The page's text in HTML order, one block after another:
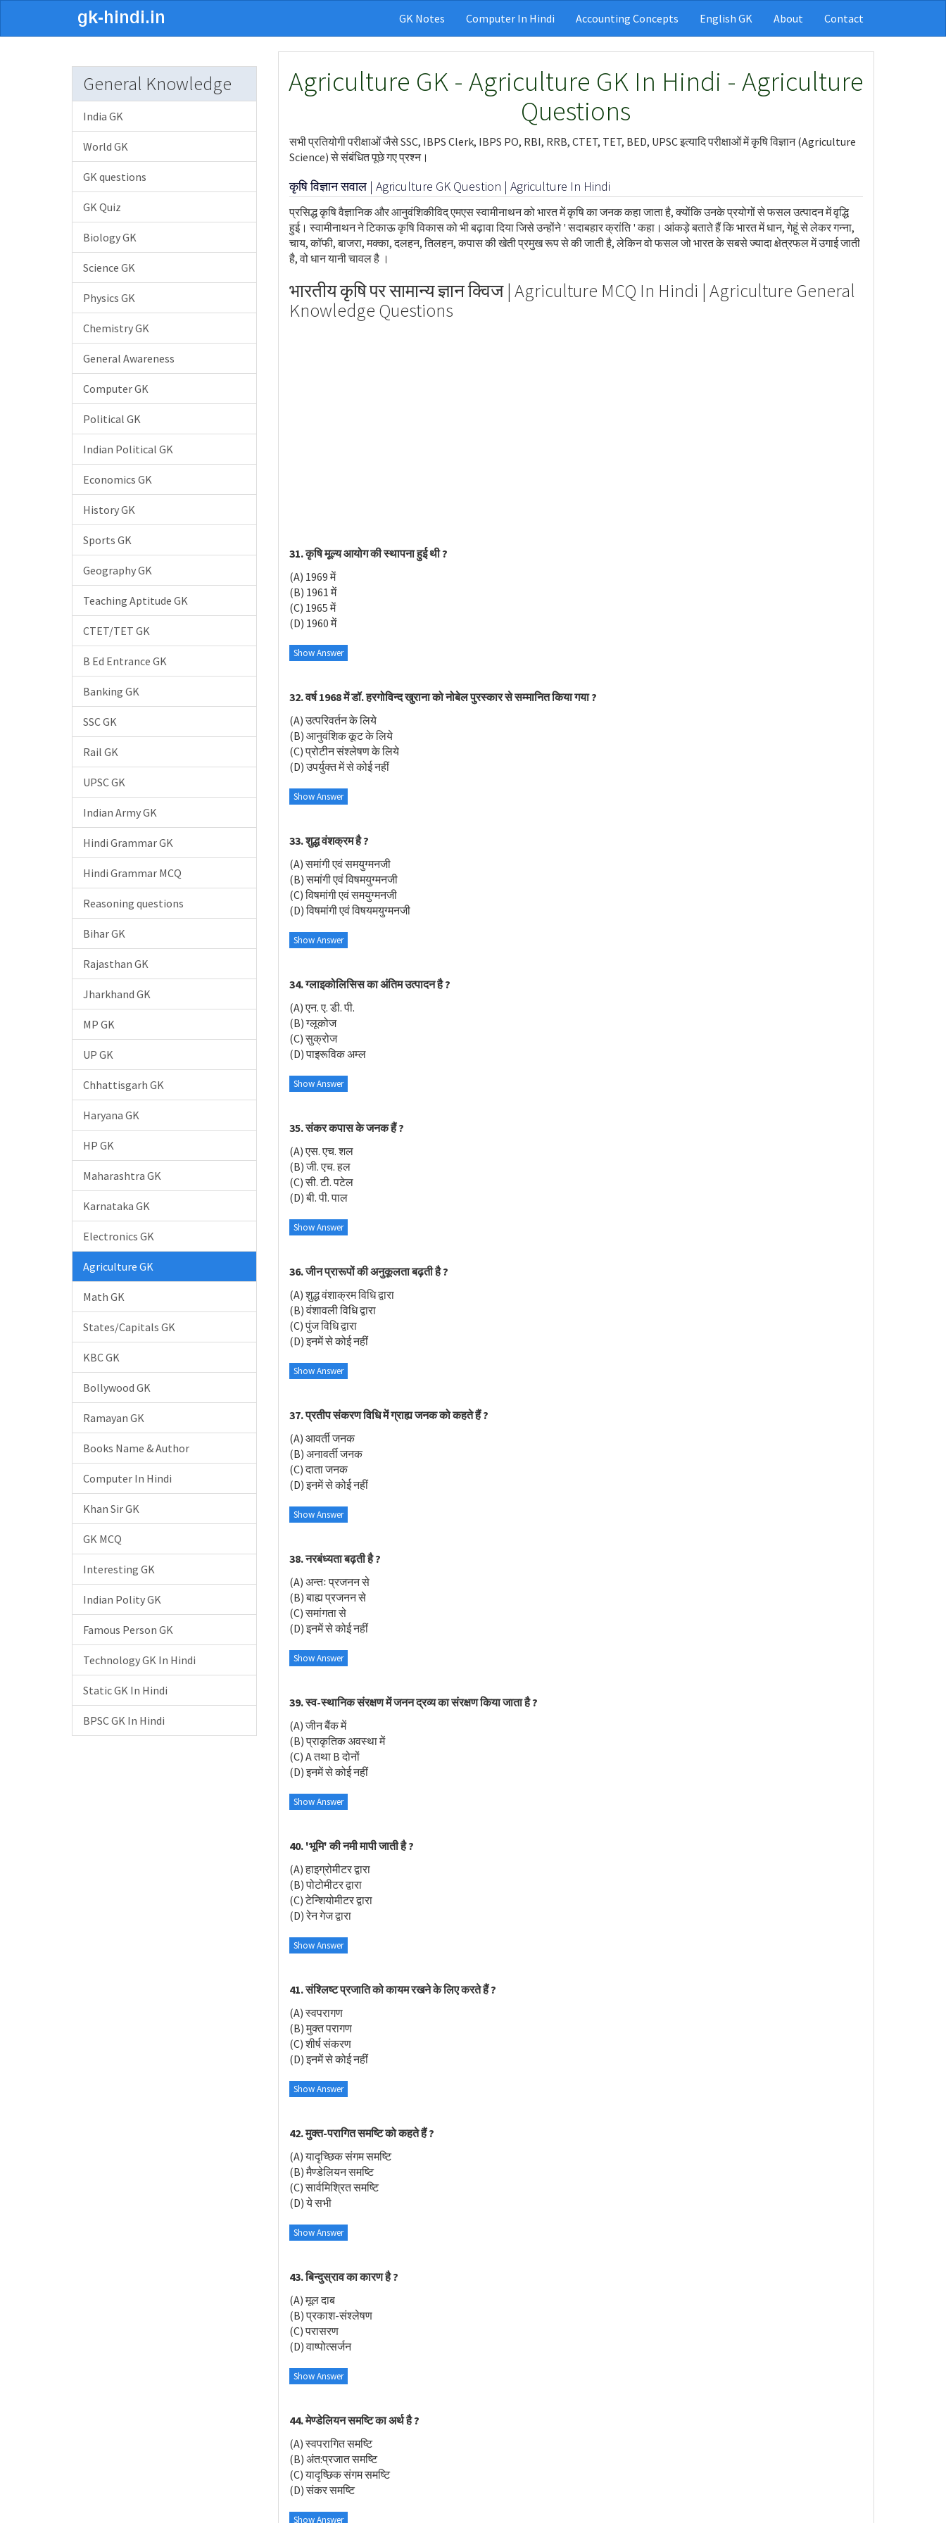
GK Notes Computer In Hindi Accounting Concepts English GK About Contact
Agriculture GK - Agriculture GK In Hindi - Agriculture
Questions
सभी प्रतियोगी परीक्षाओं जैसे SSC, IBPS Clerk, IBPS PO, RBI, RRB, CTET, TET, BED, UPSC इत्यादि परीक्षाओं में कृषि विज्ञान (Agriculture
Science) से संबंधित पूछे गए प्रश्न।
कृषि विज्ञान सवाल | Agriculture GK Question | Agriculture In Hindi
प्रसिद्ध कृषि वैज्ञानिक और आनुवंशिकीविद् एमएस स्वामीनाथन को भारत में कृषि का जनक कहा जाता है, क्योंकि उनके प्रयोगों से फसल उत्पादन में वृद्धि
हुई। स्वामीनाथन ने टिकाऊ कृषि विकास को भी बढ़ावा दिया जिसे उन्होंने ' सदाबहार क्रांति ' कहा। आंकड़े बताते हैं कि भारत में धान, गेहूं से लेकर गन्ना,
चाय, कॉफी, बाजरा, मक्का, दलहन, तिलहन, कपास की खेती प्रमुख रूप से की जाती है, लेकिन वो फसल जो भारत के सबसे ज्यादा क्षेत्रफल में उगाई जाती
है, वो धान यानी चावल है ।
भारतीय कृषि पर सामान्य ज्ञान क्विज | Agriculture MCQ In Hindi | Agriculture General
Knowledge Questions
31. कृषि मूल्य आयोग की स्थापना हुई थी ?
(A) 1969 में
(B) 1961 में
(C) 1965 में
(D) 1960 में
Show Answer
32. वर्ष 1968 में डॉ. हरगोविन्द खुराना को नोबेल पुरस्कार से सम्मानित किया गया ?
(A) उत्परिवर्तन के लिये
(B) आनुवंशिक कूट के लिये
(C) प्रोटीन संश्लेषण के लिये
(D) उपर्युक्त में से कोई नहीं
Show Answer
33. शुद्ध वंशक्रम है ?
(A) समांगी एवं समयुग्मनजी
(B) समांगी एवं विषमयुग्मनजी
(C) विषमांगी एवं समयुग्मनजी
(D) विषमांगी एवं विषयमयुग्मनजी
Show Answer
34. ग्लाइकोलिसिस का अंतिम उत्पादन है ?
(A) एन. ए. डी. पी.
(B) ग्लूकोज
(C) सुक्रोज
(D) पाइरूविक अम्ल
Show Answer
35. संकर कपास के जनक हैं ?
(A) एस. एच. शल
(B) जी. एच. हल
(C) सी. टी. पटेल
(D) बी. पी. पाल
Show Answer
36. जीन प्रारूपों की अनुकूलता बढ़ती है ?
(A) शुद्ध वंशाक्रम विधि द्वारा
(B) वंशावली विधि द्वारा
(C) पुंज विधि द्वारा
(D) इनमें से कोई नहीं
Show Answer
37. प्रतीप संकरण विधि में ग्राह्य जनक को कहते हैं ?
(A) आवर्ती जनक
(B) अनावर्ती जनक
(C) दाता जनक
(D) इनमें से कोई नहीं
Show Answer
38. नरबंध्यता बढ़ती है ?
(A) अन्तः प्रजनन से
(B) बाह्य प्रजनन से
(C) समांगता से
(D) इनमें से कोई नहीं
Show Answer
39. स्व-स्थानिक संरक्षण में जनन द्रव्य का संरक्षण किया जाता है ?
(A) जीन बैंक में
(B) प्राकृतिक अवस्था में
(C) A तथा B दोनों
(D) इनमें से कोई नहीं
Show Answer
40. 'भूमि' की नमी मापी जाती है ?
(A) हाइग्रोमीटर द्वारा
(B) पोटोमीटर द्वारा
(C) टेन्शियोमीटर द्वारा
(D) रेन गेज द्वारा
Show Answer
41. संश्लिष्ट प्रजाति को कायम रखने के लिए करते हैं ?
(A) स्वपरागण
(B) मुक्त परागण
(C) शीर्ष संकरण
(D) इनमें से कोई नहीं
Show Answer
42. मुक्त-परागित समष्टि को कहते हैं ?
(A) यादृच्छिक संगम समष्टि
(B) मैण्डेलियन समष्टि
(C) सार्वमिश्रित समष्टि
(D) ये सभी
Show Answer
43. बिन्दुस्राव का कारण है ?
(A) मूल दाब
(B) प्रकाश-संश्लेषण
(C) परासरण
(D) वाष्पोत्सर्जन
Show Answer
44. मेण्डेलियन समष्टि का अर्थ है ?
(A) स्वपरागित समष्टि
(B) अंत:प्रजात समष्टि
(C) यादृष्छिक संगम समष्टि
(D) संकर समष्टि
Show Answer
General Knowledge
India GK
World GK
GK questions
GK Quiz
Biology GK
Science GK
Physics GK
Chemistry GK
General Awareness
Computer GK
Political GK
Indian Political GK
Economics GK
History GK
Sports GK
Geography GK
Teaching Aptitude GK
CTET/TET GK
B Ed Entrance GK
Banking GK
SSC GK
Rail GK
UPSC GK
Indian Army GK
Hindi Grammar GK
Hindi Grammar MCQ
Reasoning questions
Bihar GK
Rajasthan GK
Jharkhand GK
MP GK
UP GK
Chhattisgarh GK
Haryana GK
HP GK
Maharashtra GK
Karnataka GK
Electronics GK
Agriculture GK
Math GK
States/Capitals GK
KBC GK
Bollywood GK
Ramayan GK
Books Name & Author
Computer In Hindi
Khan Sir GK
GK MCQ
Interesting GK
Indian Polity GK
Famous Person GK
Technology GK In Hindi
Static GK In Hindi
BPSC GK In Hindi